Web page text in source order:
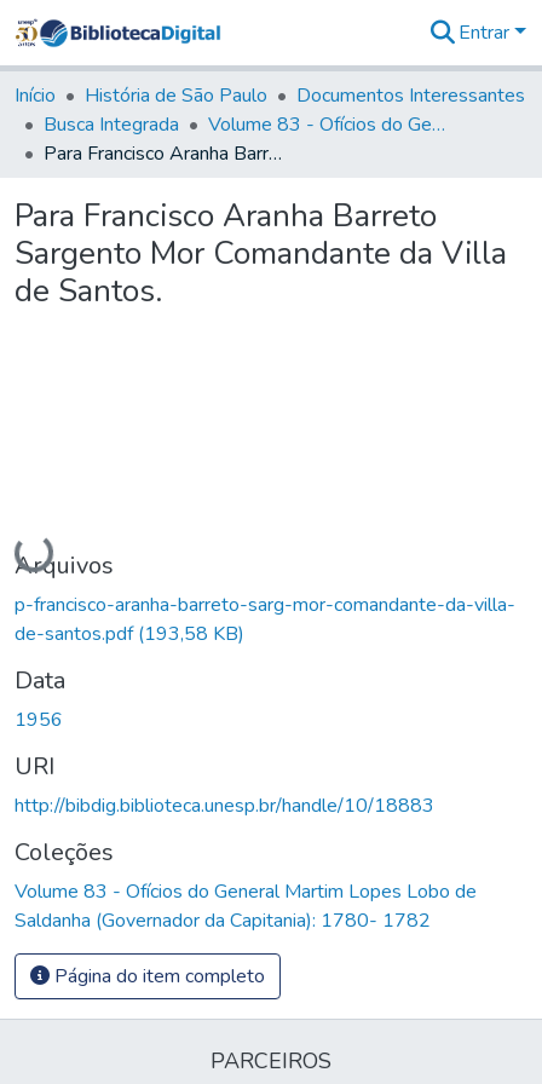
&
Coleções
Tudo na
Biblioteca
Estatísticas
Entrar
Início História de São Paulo
Documentos Interessantes
Busca Integrada
Volume 83 - Ofícios do General Martim Lopes Lobo de Saldanha (Governador da Capitania): 1780- 1782
Para Francisco Aranha Barreto Sargento Mor Comandante da Villa de Santos.
Para Francisco Aranha Barreto
Sargento Mor Comandante da Villa
de Santos.
Carregando...
Arquivos
p-francisco-aranha-barreto-sarg-mor-comandante-da-villa-
de-santos.pdf(193,58 KB)
Data
1956
URI
http://bibdig.biblioteca.unesp.br/handle/10/18883
Coleções
Volume 83 - Ofícios do General Martim Lopes Lobo de
Saldanha (Governador da Capitania): 1780- 1782
Página do item completo
PARCEIROS